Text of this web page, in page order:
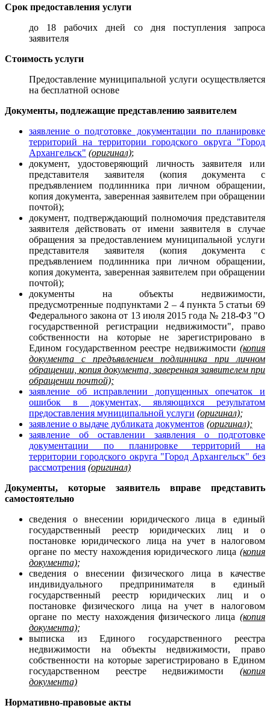
Срок предоставления услуги
до 18 рабочих дней со дня поступления запроса
заявителя
Стоимость услуги
Предоставление муниципальной услуги осуществляется
на бесплатной основе
Документы, подлежащие представлению заявителем
заявление о подготовке документации по планировке
территорий на территории городского округа "Город
Архангельск" (оригинал);
документ, удостоверяющий личность заявителя или
представителя заявителя (копия документа с
предъявлением подлинника при личном обращении,
копия документа, заверенная заявителем при обращении
почтой);
документ, подтверждающий полномочия представителя
заявителя действовать от имени заявителя в случае
обращения за предоставлением муниципальной услуги
представителя заявителя (копия документа с
предъявлением подлинника при личном обращении,
копия документа, заверенная заявителем при обращении
почтой);
документы на объекты недвижимости,
предусмотренные подпунктами 2 – 4 пункта 5 статьи 69
Федерального закона от 13 июля 2015 года № 218-ФЗ "О
государственной регистрации недвижимости", право
собственности на которые не зарегистрировано в
Едином государственном реестре недвижимости (копия
документа с предъявлением подлинника при личном
обращении, копия документа, заверенная заявителем при
обращении почтой);
заявление об исправлении допущенных опечаток и
ошибок в документах, являющихся результатом
предоставления муниципальной услуги (оригинал);
заявление о выдаче дубликата документов (оригинал);
заявление об оставлении заявления о подготовке
документации по планировке территорий на
территории городского округа "Город Архангельск" без
рассмотрения (оригинал)
Документы, которые заявитель вправе представить
самостоятельно
сведения о внесении юридического лица в единый
государственный реестр юридических лиц и о
постановке юридического лица на учет в налоговом
органе по месту нахождения юридического лица (копия
документа);
сведения о внесении физического лица в качестве
индивидуального предпринимателя в единый
государственный реестр юридических лиц и о
постановке физического лица на учет в налоговом
органе по месту нахождения физического лица (копия
документа);
выписка из Единого государственного реестра
недвижимости на объекты недвижимости, право
собственности на которые зарегистрировано в Едином
государственном реестре недвижимости (копия
документа)
Нормативно-правовые акты